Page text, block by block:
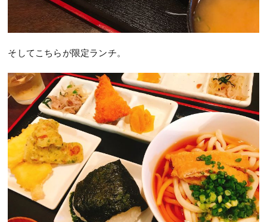
そしてこちらが限定ランチ。